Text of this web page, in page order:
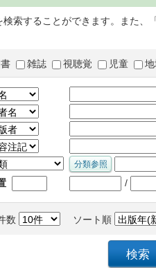
索することができます。また
雑誌 視聴覚 児童
/
数 ソート順